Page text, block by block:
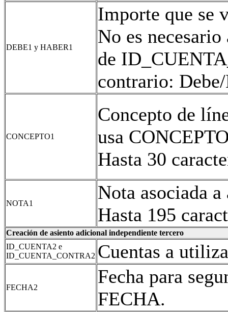
DEBE1 y HABER1
Importe que se
No es
de
contrario:
CONCEPTO1
Concepto de
usa
Hasta 30
NOTA1
Nota asociada a
Hasta 195
Creación de asiento adicional independiente tercero
ID_CUENTA2 e
ID_CUENTA_CONTRA2 Cuentas a
FECHA2
Fecha para
FECHA.